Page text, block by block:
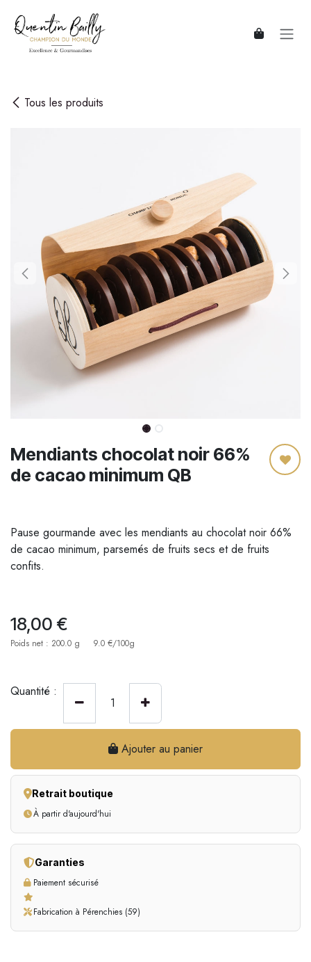
Tous les produits
Mendiants chocolat noir 66%
de cacao minimum QB
Pause gourmande avec les mendiants au chocolat noir 66%
de cacao minimum, parsemés de fruits secs et de fruits
confits.
18,00 €
Poids net : 200.0 g 9.0 €/100g
Quantité :
Ajouter au panier
Retrait boutique
À partir d'aujourd'hui
Garanties
Paiement sécurisé
Fabrication à Pérenchies (59)